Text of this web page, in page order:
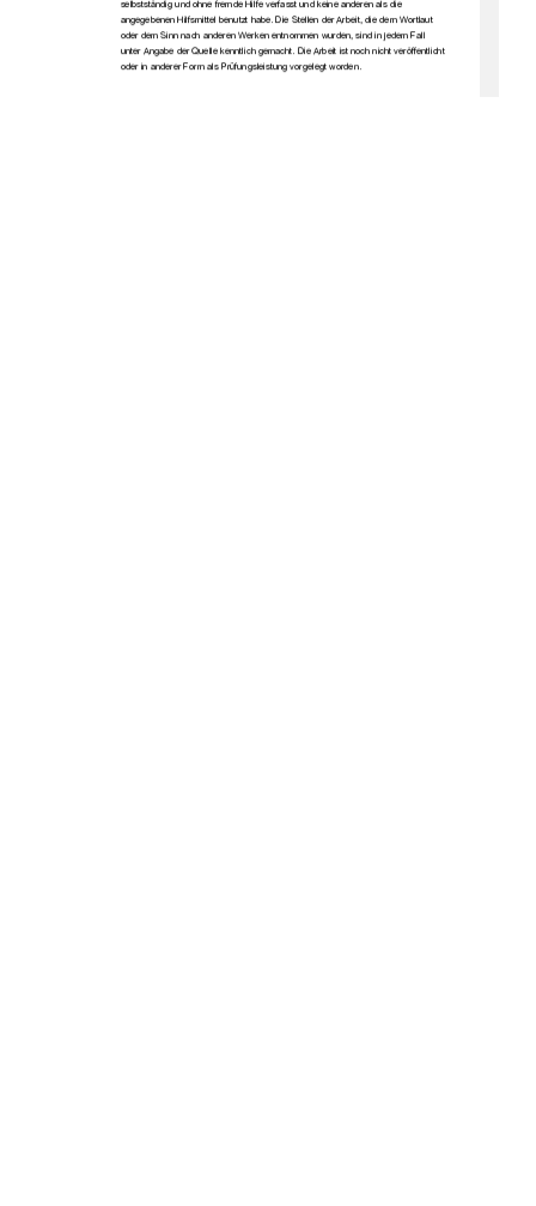
selbstständig und ohne fremde Hilfe verfasst und keine anderen als die
angegebenen Hilfsmittel benutzt habe. Die Stellen der Arbeit, die dem Wortlaut
oder dem Sinn nach anderen Werken entnommen wurden, sind in jedem Fall
unter Angabe der Quelle kenntlich gemacht. Die Arbeit ist noch nicht veröffentlicht
oder in anderer Form als Prüfungsleistung vorgelegt worden.